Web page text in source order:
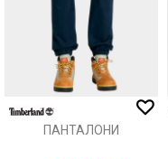
ПАНТАЛОНИ